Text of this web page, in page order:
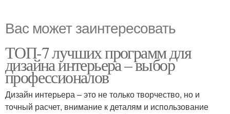
Вас может заинтересовать
ТОП-7 лучших программ для
дизайна интерьера – выбор
профессионалов
Дизайн интерьера – это не только творчество, но и
точный расчет, внимание к деталям и использование